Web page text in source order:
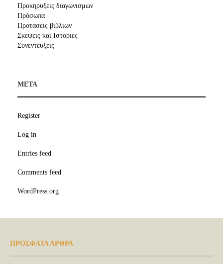
Προκηρυξεις διαγωνισμων
Πρόσωπα
Προτασεις βιβλιων
Σκεψεις και Ιστοριες
Συνεντευξεις
META
Register
Log in
Entries feed
Comments feed
WordPress.org
ΠΡΟΣΦΑΤΑ ΑΡΘΡΑ